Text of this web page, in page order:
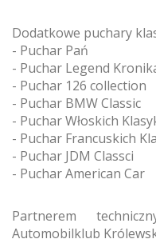
Dodatkowe puchary
- Puchar Pań
- Puchar Legend
- Puchar 126 collection
- Puchar BMW Classic
- Puchar Włoskich
- Puchar Francuskich
- Puchar JDM Classci
- Puchar American Car
Partnerem
Automobilklub